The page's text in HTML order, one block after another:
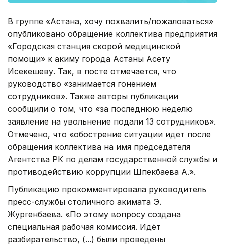
В группе «Астана, хочу похвалить/пожаловаться»
опубликовано обращение коллектива предприятия
«Городская станция скорой медицинской
помощи» к акиму города Астаны Асету
Исекешеву. Так, в посте отмечается, что
руководство «занимается гонением
сотрудников». Также авторы публикации
сообщили о том, что «за последнюю неделю
заявление на увольнение подали 13 сотрудников».
Отмечено, что «обострение ситуации идет после
обращения коллектива на имя председателя
Агентства РК по делам государственной службы и
противодействию коррупции Шпекбаева А.».
Публикацию прокомментировала руководитель
пресс-службы столичного акимата Э.
Жургенбаева. «По этому вопросу создана
специальная рабочая комиссия. Идёт
разбирательство, (...) были проведены